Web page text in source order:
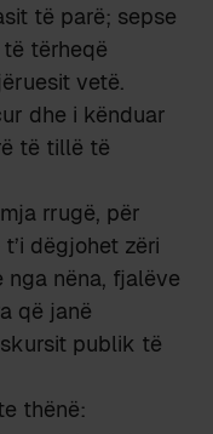
të parë; sepse
tërheqë
vetë.
dhe i kënduar
të tillë të
rrugë, për
dëgjohet zëri
nga nëna, fjalëve
që janë
publik të
thënë: